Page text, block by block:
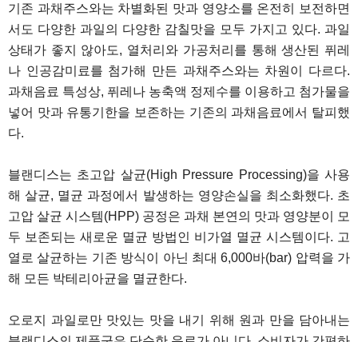
기존 과채주스와는 차별화된 맛과 영양소를 온전히 보전하면
서도 다양한 과일의 다양한 감칠맛을 모두 가지고 있다. 과일
상태가 좋지 않아도, 열처리와 가공처리를 통해 생산된 퓌레
나 인공감미료를 첨가해 만든 과채주스와는 차원이 다르다.
과채음료 특성상, 퓌레나 농축액 정제수를 이용하고 첨가물을
넣어 맛과 유통기한을 보존하는 기존의 과채음료에서 탈피했
다.
블랜디스는 초고압 살균(High Pressure Processing)을 사용
해 살균, 멸균 과정에서 발생하는 영양손실을 최소화했다. 초
고압 살균 시스템(HPP) 공정은 과채 본연의 맛과 영양분이 모
두 보존되는 새로운 멸균 방법인 비가열 멸균 시스템이다. 고
열로 살균하는 기존 방식이 아닌 최대 6,000바(bar) 압력을 가
해 모든 박테리아균을 멸균한다.
오로지 과일로만 맛있는 맛을 내기 위해 원과 만을 담아내는